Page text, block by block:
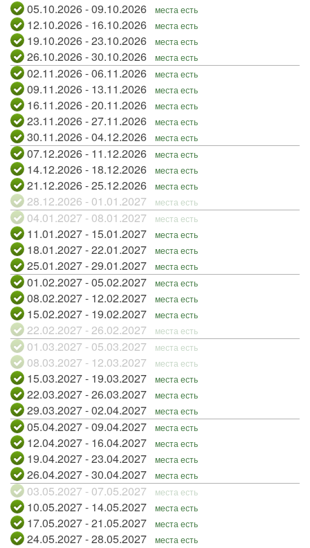
05.10.2026 - 09.10.2026 места есть
12.10.2026 - 16.10.2026 места есть
19.10.2026 - 23.10.2026 места есть
26.10.2026 - 30.10.2026 места есть
02.11.2026 - 06.11.2026 места есть
09.11.2026 - 13.11.2026 места есть
16.11.2026 - 20.11.2026 места есть
23.11.2026 - 27.11.2026 места есть
30.11.2026 - 04.12.2026 места есть
07.12.2026 - 11.12.2026 места есть
14.12.2026 - 18.12.2026 места есть
21.12.2026 - 25.12.2026 места есть
28.12.2026 - 01.01.2027 места есть
04.01.2027 - 08.01.2027 места есть
11.01.2027 - 15.01.2027 места есть
18.01.2027 - 22.01.2027 места есть
25.01.2027 - 29.01.2027 места есть
01.02.2027 - 05.02.2027 места есть
08.02.2027 - 12.02.2027 места есть
15.02.2027 - 19.02.2027 места есть
22.02.2027 - 26.02.2027 места есть
01.03.2027 - 05.03.2027 места есть
08.03.2027 - 12.03.2027 места есть
15.03.2027 - 19.03.2027 места есть
22.03.2027 - 26.03.2027 места есть
29.03.2027 - 02.04.2027 места есть
05.04.2027 - 09.04.2027 места есть
12.04.2027 - 16.04.2027 места есть
19.04.2027 - 23.04.2027 места есть
26.04.2027 - 30.04.2027 места есть
03.05.2027 - 07.05.2027 места есть
10.05.2027 - 14.05.2027 места есть
17.05.2027 - 21.05.2027 места есть
24.05.2027 - 28.05.2027 места есть